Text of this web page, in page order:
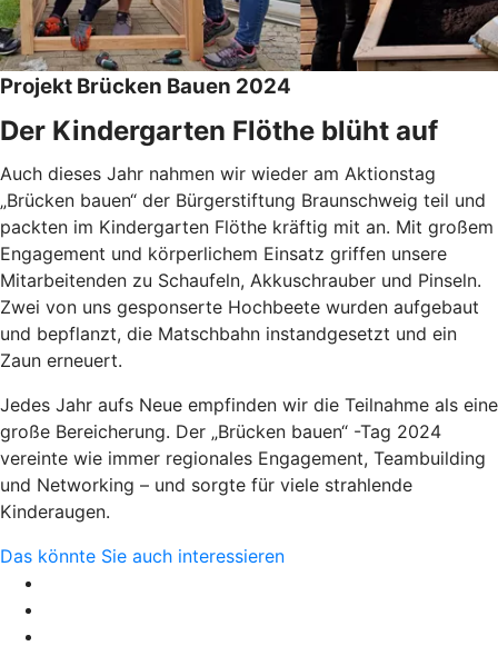
Projekt Brücken Bauen 2024
Der Kindergarten Flöthe blüht auf
Auch dieses Jahr nahmen wir wieder am Aktionstag
„Brücken bauen“ der Bürgerstiftung Braunschweig teil und
packten im Kindergarten Flöthe kräftig mit an. Mit großem
Engagement und körperlichem Einsatz griffen unsere
Mitarbeitenden zu Schaufeln, Akkuschrauber und Pinseln.
Zwei von uns gesponserte Hochbeete wurden aufgebaut
und bepflanzt, die Matschbahn instandgesetzt und ein
Zaun erneuert.
Jedes Jahr aufs Neue empfinden wir die Teilnahme als eine
große Bereicherung. Der „Brücken bauen“ -Tag 2024
vereinte wie immer regionales Engagement, Teambuilding
und Networking – und sorgte für viele strahlende
Kinderaugen.
Das könnte Sie auch interessieren